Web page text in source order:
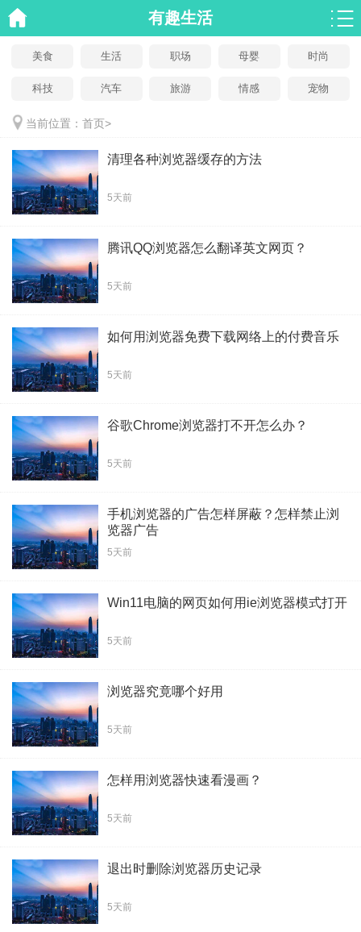
有趣生活
美食 生活 职场 母婴 时尚
科技 汽车 旅游 情感 宠物
当前位置： 首页>
清理各种浏览器缓存的方法
5天前
腾讯QQ浏览器怎么翻译英文网页？
5天前
如何用浏览器免费下载网络上的付费音乐
5天前
谷歌Chrome浏览器打不开怎么办？
5天前
手机浏览器的广告怎样屏蔽？怎样禁止浏
览器广告
5天前
Win11电脑的网页如何用ie浏览器模式打开
5天前
浏览器究竟哪个好用
5天前
怎样用浏览器快速看漫画？
5天前
退出时删除浏览器历史记录
5天前